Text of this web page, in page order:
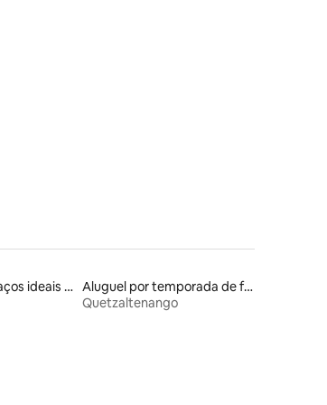
Aluguéis de espaços ideais para famílias
Aluguel por temporada de flats
Quetzaltenango